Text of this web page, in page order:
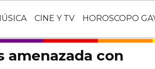
CINE Y TV HOROSCOPO
amenazada con